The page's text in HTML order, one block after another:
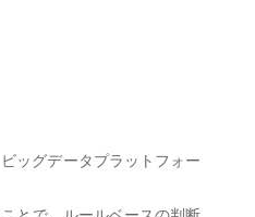
ッグデータプラットフォー